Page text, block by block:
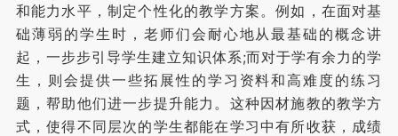
和能力水平，制定个性化的教学方案。例如，在面对基
础薄弱的学生时，老师们会耐心地从最基础的概念讲
起，一步步引导学生建立知识体系;而对于学有余力的学
生，则会提供一些拓展性的学习资料和高难度的练习
题，帮助他们进一步提升能力。这种因材施教的教学方
式，使得不同层次的学生都能在学习中有所收获，成绩